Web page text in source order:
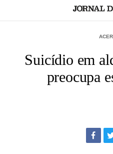
Suicídio em
preocupa